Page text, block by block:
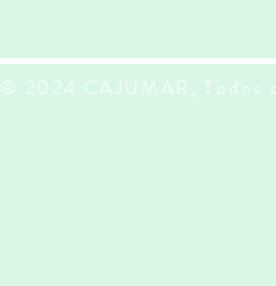
© 2024 CAJUMAR, Todos